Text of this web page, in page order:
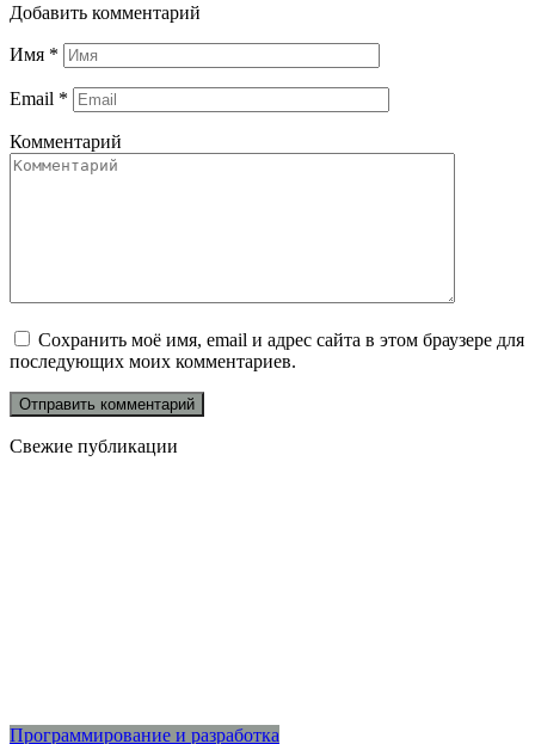
Добавить комментарий
Имя *
Email *
Комментарий
Сохранить моё имя, email и адрес сайта в этом браузере для
последующих моих комментариев.
Свежие публикации
Программирование и разработка